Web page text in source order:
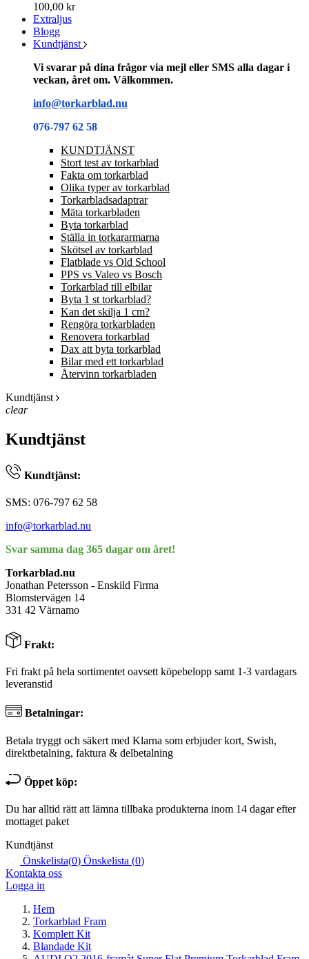
100,00 kr
Extraljus
Blogg
Kundtjänst
Vi svarar på dina frågor via mejl eller SMS alla dagar i
veckan, året om. Välkommen.
info@torkarblad.nu
076-797 62 58
KUNDTJÄNST
Stort test av torkarblad
Fakta om torkarblad
Olika typer av torkarblad
Torkarbladsadaptrar
Mäta torkarbladen
Byta torkarblad
Ställa in torkararmarna
Skötsel av torkarblad
Flatblade vs Old School
PPS vs Valeo vs Bosch
Torkarblad till elbilar
Byta 1 st torkarblad?
Kan det skilja 1 cm?
Rengöra torkarbladen
Renovera torkarblad
Dax att byta torkarblad
Bilar med ett torkarblad
Återvinn torkarbladen
Kundtjänst
clear
Kundtjänst
Kundtjänst:
SMS: 076-797 62 58
info@torkarblad.nu
Svar samma dag 365 dagar om året!
Torkarblad.nu
Jonathan Petersson - Enskild Firma
Blomstervägen 14
331 42 Värnamo
Frakt:
Fri frakt på hela sortimentet oavsett köpebelopp samt 1-3 vardagars
leveranstid
Betalningar:
Betala tryggt och säkert med Klarna som erbjuder kort, Swish,
direktbetalning, faktura & delbetalning
Öppet köp:
Du har alltid rätt att lämna tillbaka produkterna inom 14 dagar efter
mottaget paket
Kundtjänst
Önskelista(0) Önskelista (0)
Kontakta oss
Logga in
Hem
Torkarblad Fram
Komplett Kit
Blandade Kit